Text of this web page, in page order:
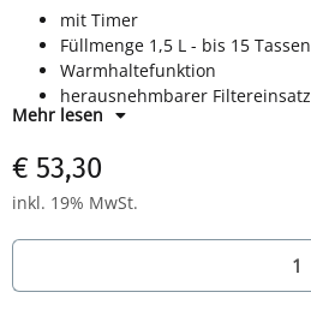
mit Timer
Füllmenge 1,5 L - bis 15 Tassen
Warmhaltefunktion
herausnehmbarer Filtereinsatz
900 Watt Leistung
Mehr lesen
€ 53,30
inkl. 19% MwSt.